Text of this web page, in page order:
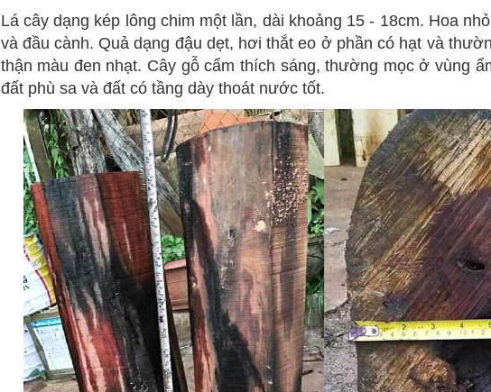
Lá cây dạng kép lông chim một lần, dài khoảng 15 - 18cm. Hoa
và đầu cành. Quả dạng đậu dẹt, hơi thắt eo ở phần có hạt và
thận màu đen nhạt. Cây gỗ cẩm thích sáng, thường mọc ở vùng
đất phù sa và đất có tầng dày thoát nước tốt.